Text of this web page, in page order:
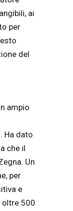
ai
per
del
ampio
Ha dato
che il
Un
per
e
oltre 500